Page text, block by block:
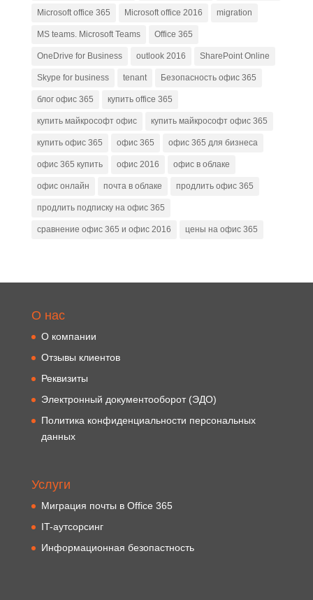
Microsoft office 365 Microsoft office 2016 migration
MS teams. Microsoft Teams Office 365
OneDrive for Business outlook 2016 SharePoint Online
Skype for business tenant Безопасность офис 365
блог офис 365 купить office 365
купить майкрософт офис купить майкрософт офис 365
купить офис 365 офис 365 офис 365 для бизнеса
офис 365 купить офис 2016 офис в облаке
офис онлайн почта в облаке продлить офис 365
продлить подписку на офис 365
сравнение офис 365 и офис 2016 цены на офис 365
О нас
О компании
Отзывы клиентов
Реквизиты
Электронный документооборот (ЭДО)
Политика конфиденциальности персональных
данных
Услуги
Миграция почты в Office 365
IT-аутсорсинг
Информационная безопастность